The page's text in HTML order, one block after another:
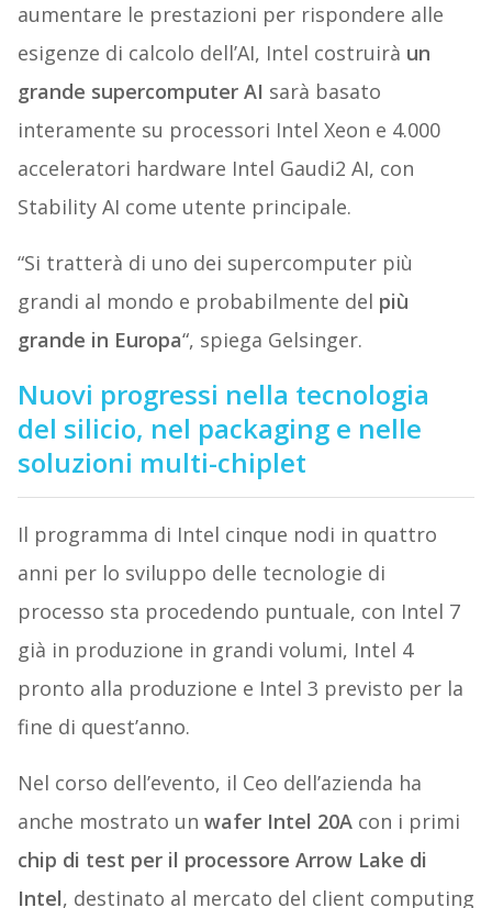
aumentare le prestazioni per rispondere alle
esigenze di calcolo dell’AI, Intel costruirà un
grande supercomputer AI sarà basato
interamente su processori Intel Xeon e 4.000
acceleratori hardware Intel Gaudi2 AI, con
Stability AI come utente principale.
“Si tratterà di uno dei supercomputer più
grandi al mondo e probabilmente del più
grande in Europa“, spiega Gelsinger.
Nuovi progressi nella tecnologia
del silicio, nel packaging e nelle
soluzioni multi-chiplet
Il programma di Intel cinque nodi in quattro
anni per lo sviluppo delle tecnologie di
processo sta procedendo puntuale, con Intel 7
già in produzione in grandi volumi, Intel 4
pronto alla produzione e Intel 3 previsto per la
fine di quest’anno.
Nel corso dell’evento, il Ceo dell’azienda ha
anche mostrato un wafer Intel 20Acon i primi
chip di test per il processore Arrow Lake di
Intel, destinato al mercato del client computing